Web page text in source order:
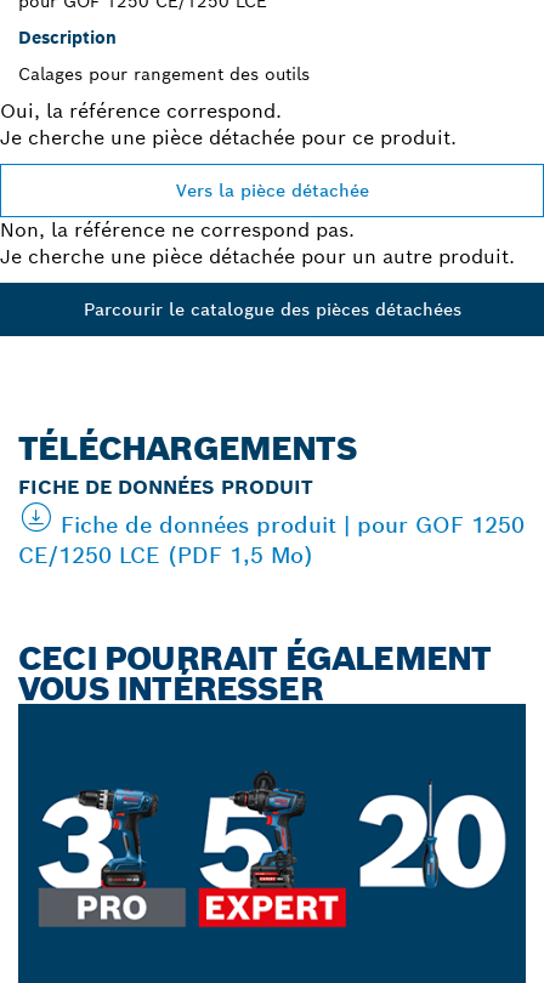
Description
Calages pour rangement des outils
Oui, la référence correspond.
Je cherche une pièce détachée pour ce produit.
Vers la pièce détachée
Non, la référence ne correspond pas.
Je cherche une pièce détachée pour un autre produit.
Parcourir le catalogue des pièces détachées
TÉLÉCHARGEMENTS
FICHE DE DONNÉES PRODUIT
Fiche de données produit | pour GOF 1250
CE/1250 LCE (PDF 1,5 Mo)
CECI POURRAIT ÉGALEMENT
VOUS INTÉRESSER